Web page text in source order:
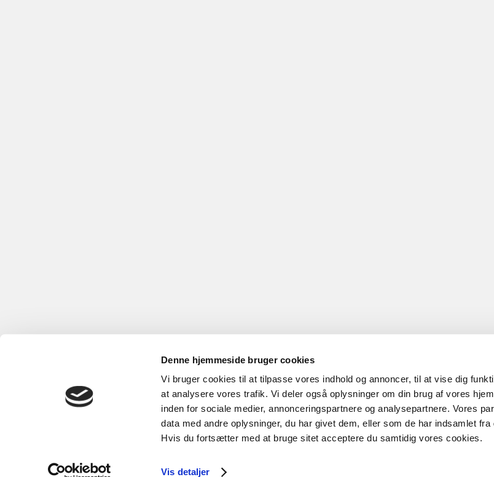
Denne hjemmeside bruger cookies
Vi bruger cookies til at tilpasse vores indhold og annoncer, til at vise dig
at analysere vores trafik. Vi deler også oplysninger om din brug af vores
inden for sociale medier, annonceringspartnere og analysepartnere. Vores
data med andre oplysninger, du har givet dem, eller som de har indsamlet fra
Hvis du fortsætter med at bruge sitet acceptere du samtidig vores cookies.
Vis detaljer